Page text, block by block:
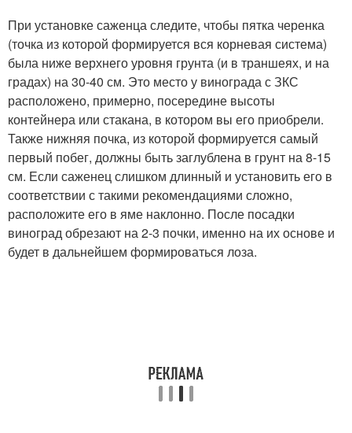
При установке саженца следите, чтобы пятка черенка
(точка из которой формируется вся корневая система)
была ниже верхнего уровня грунта (и в траншеях, и на
градах) на 30-40 см. Это место у винограда с ЗКС
расположено, примерно, посередине высоты
контейнера или стакана, в котором вы его приобрели.
Также нижняя почка, из которой формируется самый
первый побег, должны быть заглублена в грунт на 8-15
см. Если саженец слишком длинный и установить его в
соответствии с такими рекомендациями сложно,
расположите его в яме наклонно. После посадки
виноград обрезают на 2-3 почки, именно на их основе и
будет в дальнейшем формироваться лоза.